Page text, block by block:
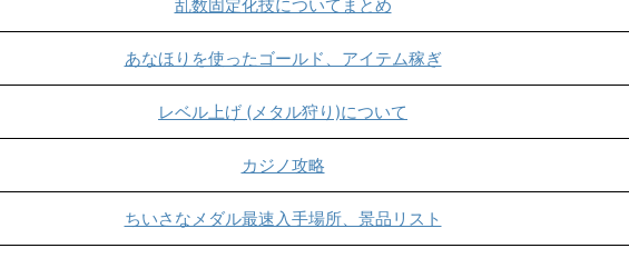
乱数固定化技についてまとめ
あなほりを使ったゴールド、アイテム稼ぎ
レベル上げ (メタル狩り)について
カジノ攻略
ちいさなメダル最速入手場所、景品リスト